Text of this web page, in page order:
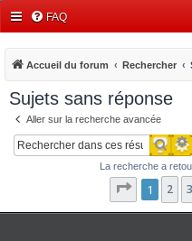
FAQ
Accueil du forum Rechercher
Sujets sans réponse
Aller sur la recherche avancée
La recherche a
Page sur
1 2 3